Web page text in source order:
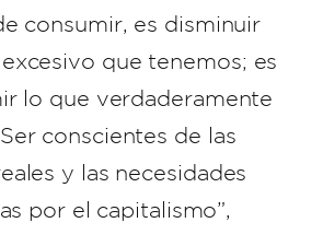
consumir, es disminuir
que tenemos; es
lo que verdaderamente
conscientes de las
y las necesidades
por el capitalismo”,